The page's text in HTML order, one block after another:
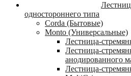
одностороннего типа
Corda (Бытовые)
Monto (Универсальные)
Лестница-
Лестница-
анодированного
Лестница-